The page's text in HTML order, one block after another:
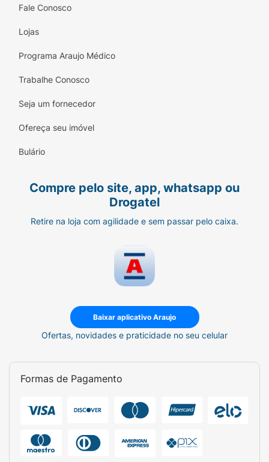
Fale Conosco
Lojas
Programa Araujo Médico
Trabalhe Conosco
Seja um fornecedor
Ofereça seu imóvel
Bulário
Compre pelo site, app, whatsapp ou
Drogatel
Retire na loja com agilidade e sem passar pelo caixa.
Baixar aplicativo Araujo
Ofertas, novidades e praticidade no seu celular
Formas de Pagamento